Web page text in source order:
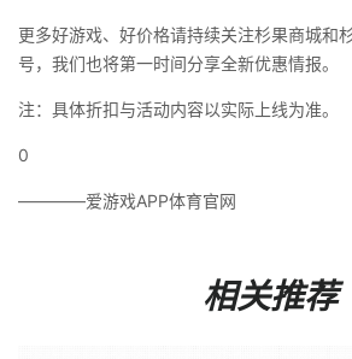
更多好游戏、好价格请持续关注杉果商城和
号，我们也将第一时间分享全新优惠情报。
注：具体折扣与活动内容以实际上线为准。
0
————爱游戏APP体育官网
相关推荐